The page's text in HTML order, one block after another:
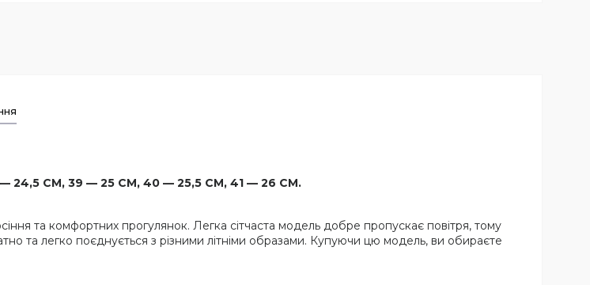
24,5 СМ, 39 — 25 СМ, 40 — 25,5 СМ, 41 — 26 СМ.
та комфортних прогулянок. Легка сітчаста модель добре пропускає повітря, тому
та легко поєднується з різними літніми образами. Купуючи цю модель, ви обираєте